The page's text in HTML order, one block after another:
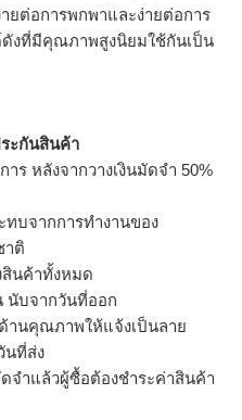
ยต่อการพกพาและง่ายต่อการ
ดังที่มีคุณภาพสูงนิยมใช้กันเป็น
ระกันสินค้า
าร หลังจากวางเงินมัดจำ 50%
ทบจากการทำงานของ
าติ
สินค้าทั้งหมด
นับจากวันที่ออก
นคุณภาพให้แจ้งเป็นลาย
นที่ส่ง
จำแล้วผู้ซื้อต้องชำระค่าสินค้า